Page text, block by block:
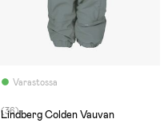
Varastossa
(36)
Lindberg Colden Vauvan